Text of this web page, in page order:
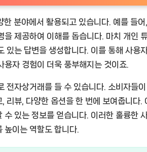
한 분야에서 활용되고 있습니다. 예를 들
을 제공하여 이해를 돕습니다. 마치 개인
있는 답변을 생성합니다. 이를 통해 사용
용자 경험이 더욱 풍부해지는 것이죠.
전자상거래를 들 수 있습니다. 소비자들
, 리뷰, 다양한 옵션을 한 번에 보여줍니다
수 있는 정보를 얻습니다. 이러한 훌륭한
높이는 역할도 합니다.